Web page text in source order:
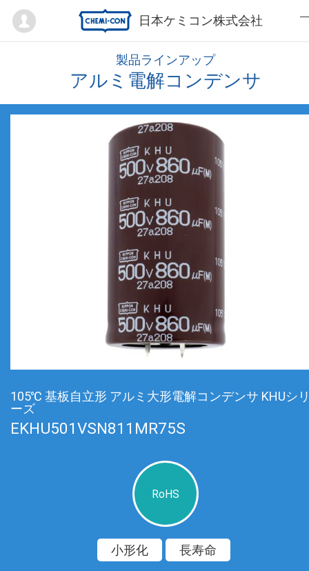
日本ケミコン株式会社
Mypage
製品ラインアップ
アルミ電解コンデンサ
105℃ 基板自立形 アルミ大形電解コンデンサ KHUシ
ーズ
EKHU501VSN811MR75S
RoHS
小形化 長寿命